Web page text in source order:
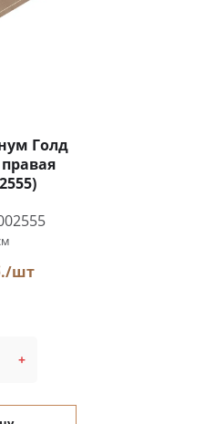
Голд
шт
+